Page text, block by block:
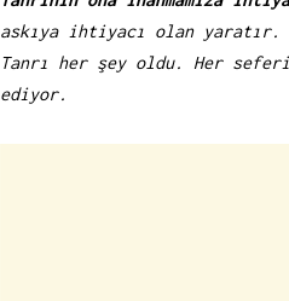
askıya ihtiyacı olan
Tanrı her şey oldu. Her
ediyor.